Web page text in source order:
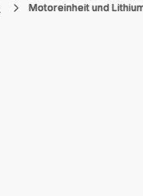
Motoreinheit und